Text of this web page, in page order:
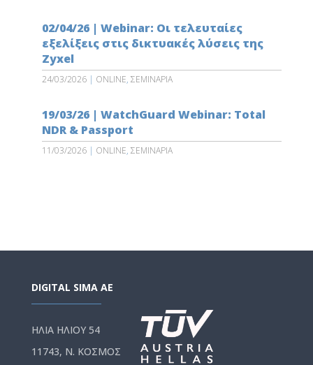
02/04/26 | Webinar: Οι τελευταίες
εξελίξεις στις δικτυακές λύσεις της
Zyxel
24/03/2026| ONLINE, ΣΕΜΙΝΑΡΙΑ
19/03/26 | WatchGuard Webinar: Total
NDR & Passport
11/03/2026| ONLINE, ΣΕΜΙΝΑΡΙΑ
DIGITAL SIMA AE
ΗΛΙΑ ΗΛΙΟΥ 54
11743, Ν. ΚΟΣΜΟΣ